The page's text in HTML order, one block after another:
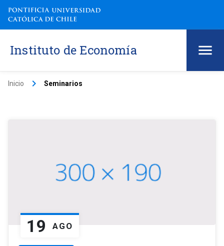
Instituto de Economía
Inicio keyboard_arrow_right Seminarios
19 AGO